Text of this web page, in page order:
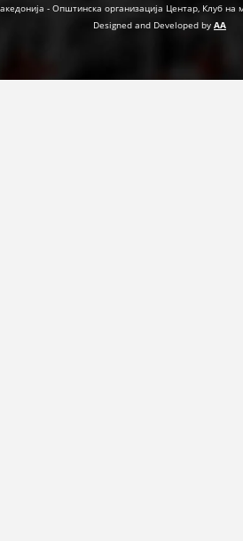
- Општинска организација Центар, Клуб
Designed and Developed by AA